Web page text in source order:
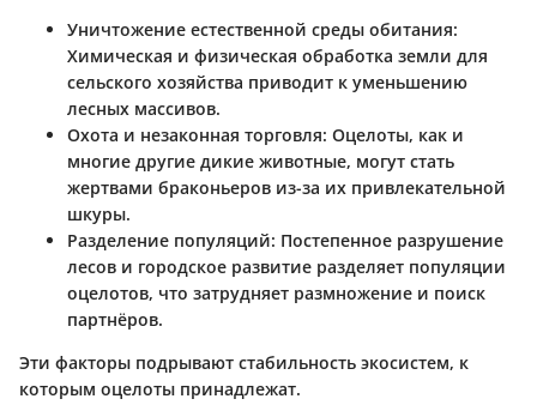
Уничтожение естественной среды обитания:
Химическая и физическая обработка земли для
сельского хозяйства приводит к уменьшению
лесных массивов.
Охота и незаконная торговля: Оцелоты, как и
многие другие дикие животные, могут стать
жертвами браконьеров из-за их привлекательной
шкуры.
Разделение популяций: Постепенное разрушение
лесов и городское развитие разделяет популяции
оцелотов, что затрудняет размножение и поиск
партнёров.
Эти факторы подрывают стабильность экосистем, к
которым оцелоты принадлежат.